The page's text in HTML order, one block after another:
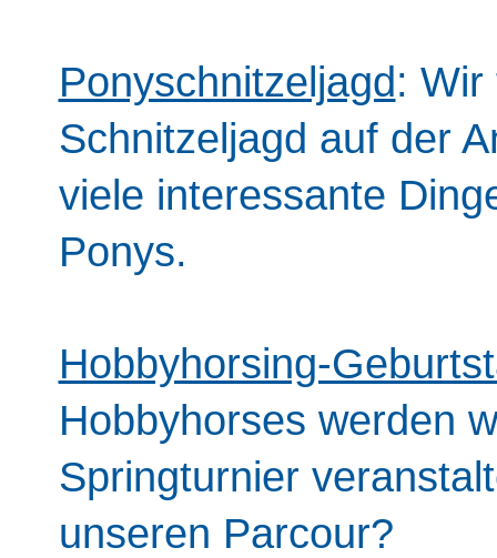
Ponyschnitzeljagd: Wir
Schnitzeljagd auf der
viele interessante
Ponys.
Hobbyhorsing-
Hobbyhorses werden
Springturnier
unseren Parcour?